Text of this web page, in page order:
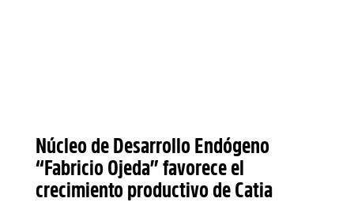
Núcleo de Desarrollo Endógeno
“Fabricio Ojeda” favorece el
crecimiento productivo de Catia